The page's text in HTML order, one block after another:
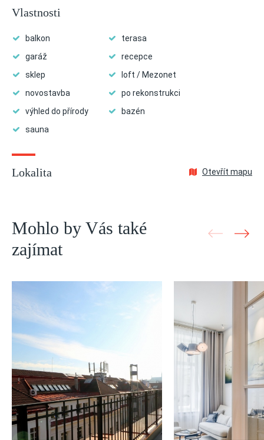
Vlastnosti
balkon
terasa
garáž
recepce
sklep
loft / Mezonet
novostavba
po rekonstrukci
výhled do přírody
bazén
sauna
Lokalita Otevřít mapu
Mohlo by Vás také
zajímat